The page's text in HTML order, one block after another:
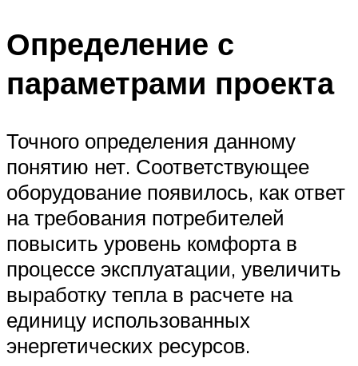
Определение с
параметрами проекта
Точного определения данному
понятию нет. Соответствующее
оборудование появилось, как ответ
на требования потребителей
повысить уровень комфорта в
процессе эксплуатации, увеличить
выработку тепла в расчете на
единицу использованных
энергетических ресурсов.